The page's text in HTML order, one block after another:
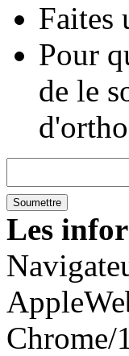
Faites
Pour
de le
Les
Chrome/